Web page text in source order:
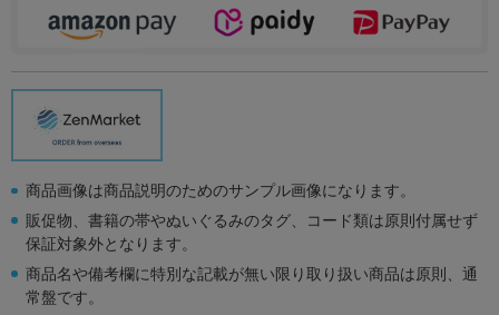
商品画像は商品説明のためのサンプル画像になります。
販促物、書籍の帯やぬいぐるみのタグ、コード類は原則付属せず
保証対象外となります。
商品名や備考欄に特別な記載が無い限り取り扱い商品は原則、通
常盤です。